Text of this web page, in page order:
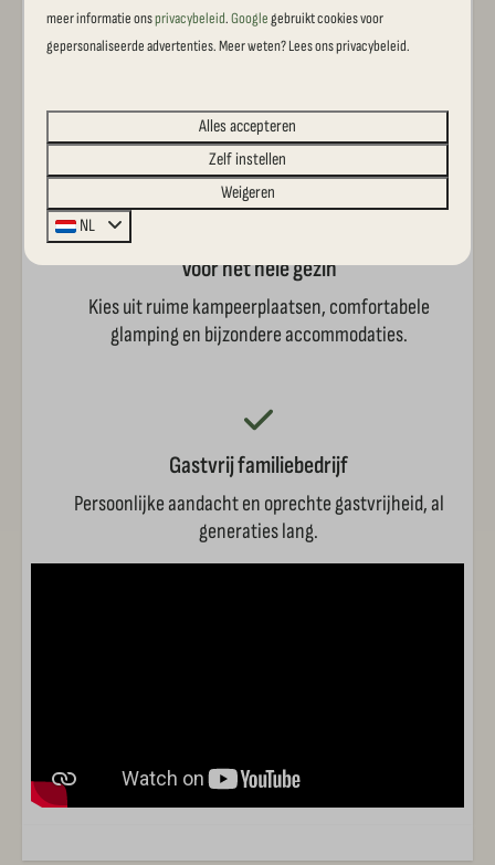
Wandel of fiets direct vanuit het park de prachtige
natuur van Overijssel in.
Voor het hele gezin
Kies uit ruime kampeerplaatsen, comfortabele
glamping en bijzondere accommodaties.
Gastvrij familiebedrijf
Persoonlijke aandacht en oprechte gastvrijheid, al
generaties lang.
meer informatie onsprivacybeleid.Googlegebruikt cookies voor
gepersonaliseerde advertenties. Meer weten? Lees ons privacybeleid.
Alles accepteren
Zelf instellen
Weigeren
NL